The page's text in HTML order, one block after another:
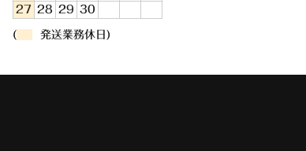
27 28 29 30
( 発送業務休日)